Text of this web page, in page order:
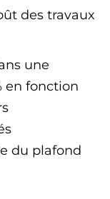
des travaux
une
en fonction
du plafond